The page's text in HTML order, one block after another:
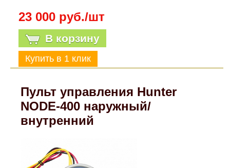
23 000 руб./шт
В корзину
Пульт управления Hunter
NODE-400 наружный/
внутренний